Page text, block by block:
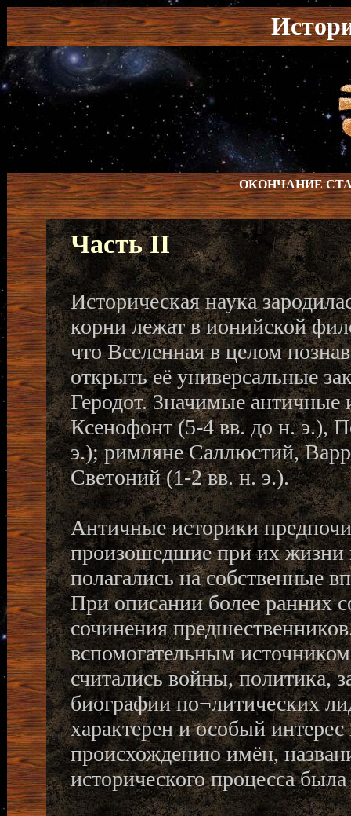
ОКОНЧАНИЕ
Часть II
Историческая наука
корни лежат в ионийской
что Вселенная в целом
открыть её универсальные
Геродот. Значимые
Ксенофонт (5-4 вв. до н. э.),
э.); римляне Саллюстий,
Светоний (1-2 вв. н. э.).
Античные историки
произошедшие при их жизни
полагались на собственные
При описании более ранних
сочинения
вспомогательным
считались войны, политика,
биографии по¬литических
характерен и особый
происхождению имён,
исторического процесса